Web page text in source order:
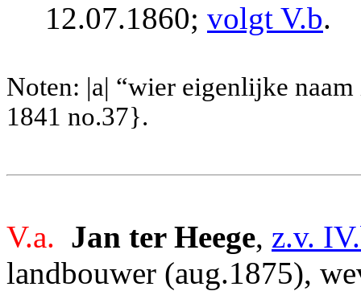
12.07.1860; volgt V.b.
Noten: |a| “wier eigenlijke
1841 no.37}.
V.a. Jan ter Heege, z.v.
landbouwer (aug.1875),